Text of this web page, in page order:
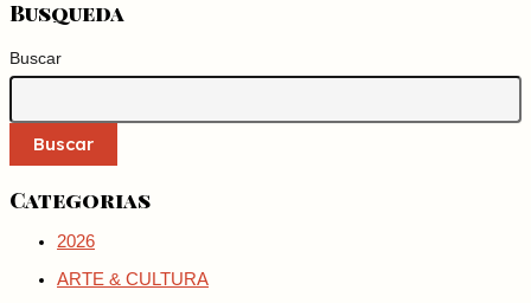
Busqueda
Buscar
Buscar
Categorias
2026
ARTE & CULTURA